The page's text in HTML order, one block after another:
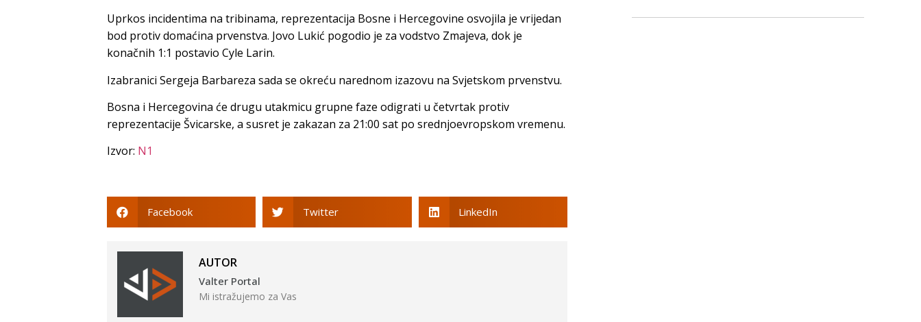
Uprkos incidentima na tribinama, reprezentacija Bosne i Hercegovine osvojila je vrijedan
bod protiv domaćina prvenstva. Jovo Lukić pogodio je za vodstvo Zmajeva, dok je
konačnih 1:1 postavio Cyle Larin.
Izabranici Sergeja Barbareza sada se okreću narednom izazovu na Svjetskom prvenstvu.
Bosna i Hercegovina će drugu utakmicu grupne faze odigrati u četvrtak protiv
reprezentacije Švicarske, a susret je zakazan za 21:00 sat po srednjoevropskom vremenu.
Izvor: N1
Facebook Twitter LinkedIn
AUTOR
Valter Portal
Mi istražujemo za Vas